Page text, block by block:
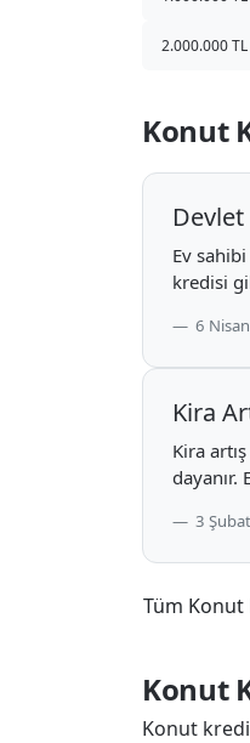
2.000.000
Konut
Ev
kredisi
6
Kira
Kira
dayanır.
3
Tüm Konut
Konut
Konut